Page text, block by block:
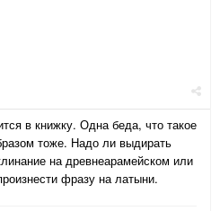
в книжку. Одна беда, что такое
тоже. Надо ли выдирать
на древнеарамейском или
фразу на латыни.